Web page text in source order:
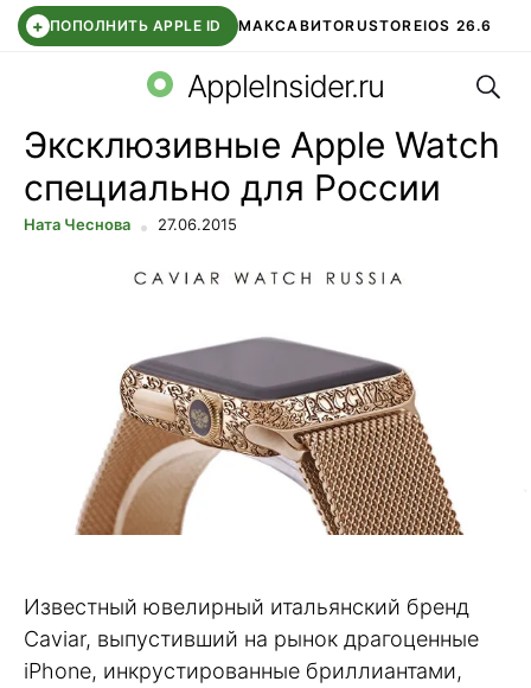
+ ПОПОЛНИТЬ APPLE ID МАКСАВИТОRUSTOREIOS 26.6
СБЕР КИДС ВТБ ОНЛАЙН ЧАТ В ROBLOX
AppleInsider.ru
Эксклюзивные Apple Watch
специально для России
Ната Чеснова 27.06.2015
Известный ювелирный итальянский бренд
Caviar, выпустивший на рынок драгоценные
iPhone, инкрустированные бриллиантами,